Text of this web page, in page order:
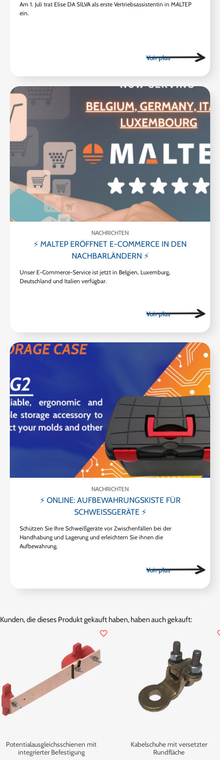
Am 1. Juli trat Elise DA SILVA als erste Vertriebsassistentin in MALTEP
ein.
NACHRICHTEN
⚡ MALTEP ERÖFFNET E-COMMERCE IN DEN
NACHBARLÄNDERN ⚡
Unser E-Commerce-Service ist jetzt in Belgien, Luxemburg,
Deutschland und Italien verfügbar.
NACHRICHTEN
⚡ ONLINE: AUFBEWAHRUNGSKISTE FÜR
SCHWEISSGERÄTE ⚡
Schützen Sie Ihre Schweißgeräte vor Zwischenfällen bei der
Handhabung und Lagerung und erleichtern Sie ihnen die
Aufbewahrung.
Kunden, die dieses Produkt gekauft haben, haben auch gekauft:
Potentialausgleichsschienen mit
integrierter Befestigung
favorite_border
Kabelschuhe mit versetzter
Rundfläche